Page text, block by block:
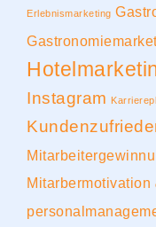
Erlebnismarketing
Instagram
Mitarbermotivation